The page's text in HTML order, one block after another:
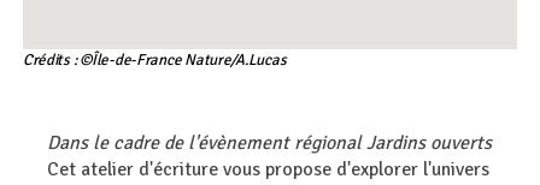
Crédits : ©Île-de-France Nature/A.Lucas
Dans le cadre de l'évènement régional Jardins ouverts
Cet atelier d'écriture vous propose d'explorer l'univers